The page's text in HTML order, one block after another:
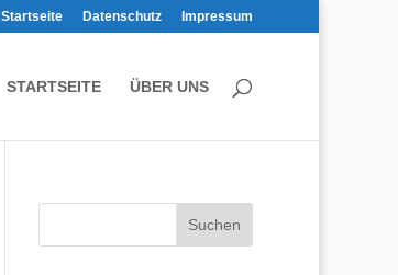
Startseite Datenschutz Impressum
STARTSEITE ÜBER UNS